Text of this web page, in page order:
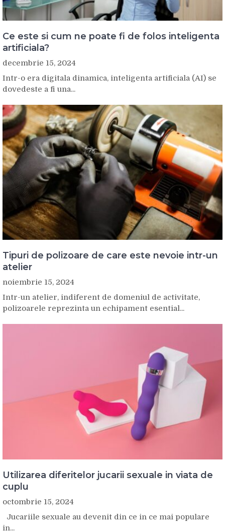
Ce este si cum ne poate fi de folos inteligenta
artificiala?
decembrie 15, 2024
Intr-o era digitala dinamica, inteligenta artificiala (AI) se
dovedeste a fi una...
Tipuri de polizoare de care este nevoie intr-un
atelier
noiembrie 15, 2024
Intr-un atelier, indiferent de domeniul de activitate,
polizoarele reprezinta un echipament esential...
Utilizarea diferitelor jucarii sexuale in viata de
cuplu
octombrie 15, 2024
Jucariile sexuale au devenit din ce in ce mai populare
in...